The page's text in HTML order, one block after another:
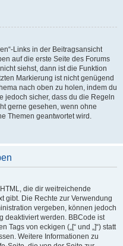
Links in der Beitragsansicht
auf die erste Seite des Forums
siehst, dann ist die Funktion
Markierung ist nicht genügend
nach oben zu holen, indem du
jedoch sicher, dass du die Regeln
gerne gesehen, wenn ohne
Themen geantwortet wird.
die dir weitreichende
gibt. Die Rechte zur Verwendung
vergeben, können jedoch
deaktiviert werden. BBCode ist
von eckigen („[“ und „]“) statt
Weitere Informationen zu